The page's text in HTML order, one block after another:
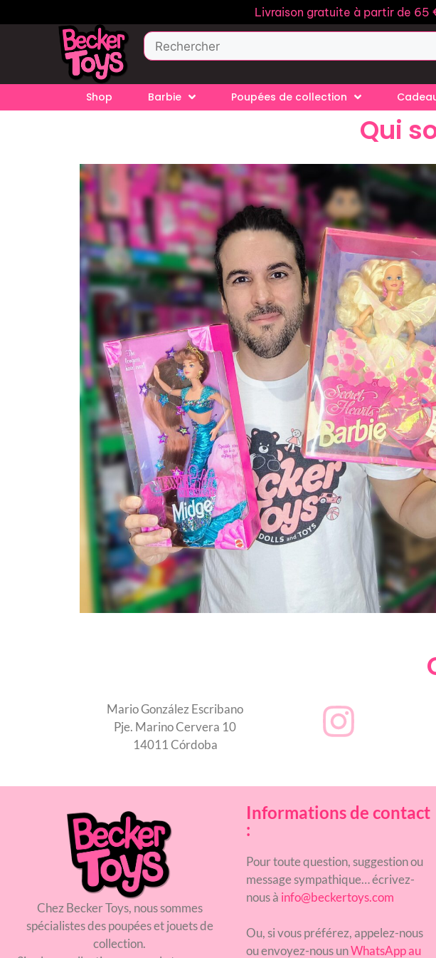
Livraison gratuite à partir de 65
Shop Barbie Poupées de collection
Qui
Mario González Escribano
Pje. Marino Cervera 10
14011 Córdoba
Chez Becker Toys, nous sommes
spécialistes des poupées et jouets de
collection.
Informations de contact
:
Pour toute question, suggestion ou
message sympathique… écrivez-
nous à info@beckertoys.com
Ou, si vous préférez, appelez-nous
ou envoyez-nous unWhatsApp au